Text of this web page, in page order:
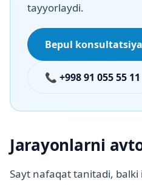
tayyorlaydi.
Bepul
📞 +998 91 055 55 11
Jarayonlarni
Sayt nafaqat tanitadi,